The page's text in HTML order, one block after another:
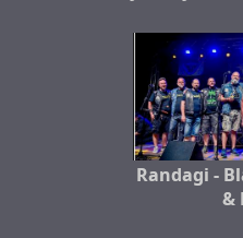
Randagi -
&